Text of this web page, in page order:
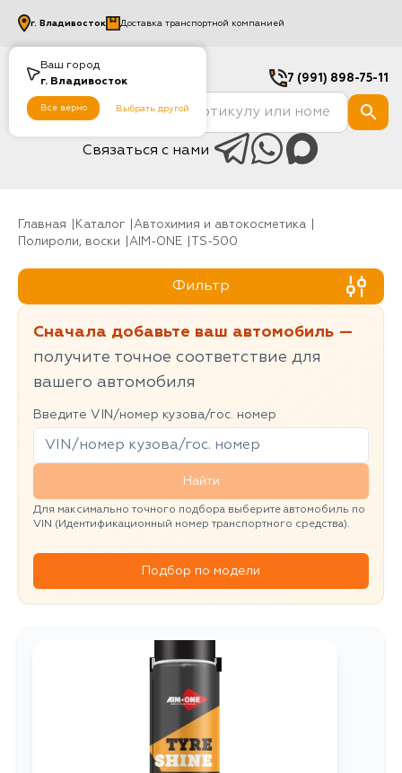
Ваш город
г. Владивосток
Все верно Выбрать другой
г. Владивосток Доставка транспортной компанией
7 (991) 898-75-11
Связаться с нами
Главная Каталог
Автохимия и автокосметика
Полироли, воски
AIM-ONE TS-500
Фильтр
Сначала добавьте ваш автомобиль —
получите точное соответствие для
вашего автомобиля
Введите VIN/номер кузова/гос. номер
Найти
Для максимально точного подбора выберите автомобиль по
VIN (Идентификационный номер транспортного средства).
Подбор по модели